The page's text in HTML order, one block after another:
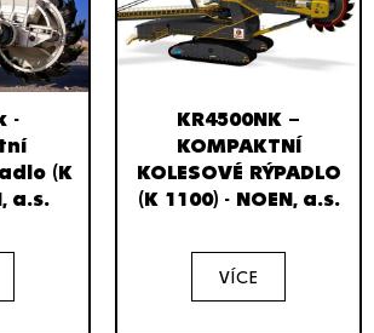
-
(K
a.s.
KR4500NK –
KOMPAKTNÍ
KOLESOVÉ RÝPADLO
(K 1100) - NOEN, a.s.
VÍCE